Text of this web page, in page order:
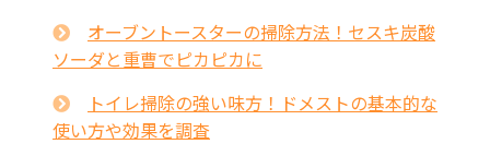
オーブントースターの掃除方法！セスキ炭酸
ソーダと重曹でピカピカに
トイレ掃除の強い味方！ドメストの基本的な
使い方や効果を調査